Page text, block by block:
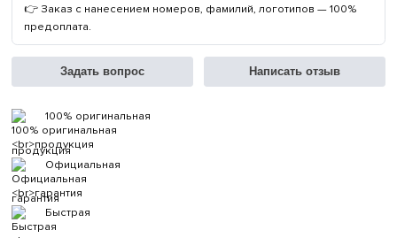
👉 Заказ с нанесением номеров, фамилий, логотипов — 100%
предоплата.
Задать вопрос Написать отзыв
100% оригинальная
продукция
Официальная
гарантия
Быстрая